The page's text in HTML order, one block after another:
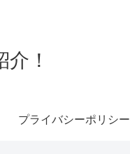
！
プライバシーポリシー